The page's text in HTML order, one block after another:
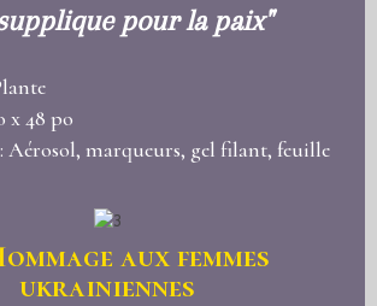
pour la paix"
x 48 po
Aérosol, marqueurs, gel filant, feuille
aux femmes
ukrainiennes